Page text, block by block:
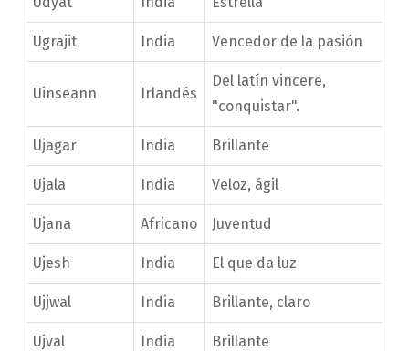
Ugrajit India Vencedor de la pasión
Uinseann Irlandés
Del latín vincere,
"conquistar".
Ujagar India Brillante
Ujala India Veloz, ágil
Ujana Africano Juventud
Ujesh India El que da luz
Ujjwal India Brillante, claro
Ujval India Brillante